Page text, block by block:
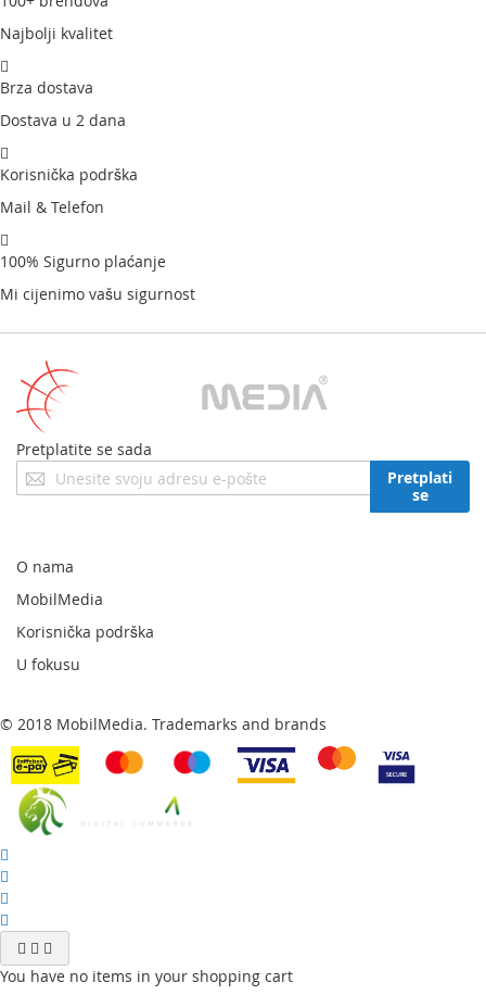
Najbolji kvalitet
Brza dostava
Dostava u 2 dana
Korisnička podrška
Mail & Telefon
100% Sigurno plaćanje
Mi cijenimo vašu sigurnost
Pretplatite se sada
Prijavite
se
newsletter:
Pretplati
se
O nama
MobilMedia
Korisnička podrška
U fokusu
© 2018 MobilMedia. Trademarks and brands
You have no items in your shopping cart